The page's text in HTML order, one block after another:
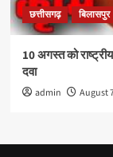
छत्तीसगढ़ बिलासपुर
10 अगस्त को
दवा
admin August